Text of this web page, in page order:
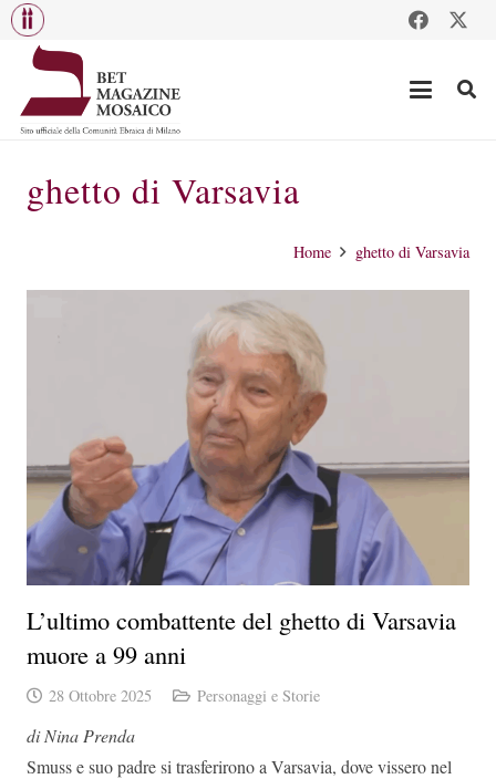
ghetto di Varsavia
Home ghetto di Varsavia
L’ultimo combattente del ghetto di Varsavia
muore a 99 anni
28 Ottobre 2025 Personaggi e Storie
di Nina Prenda
Smuss e suo padre si trasferirono a Varsavia, dove vissero nel